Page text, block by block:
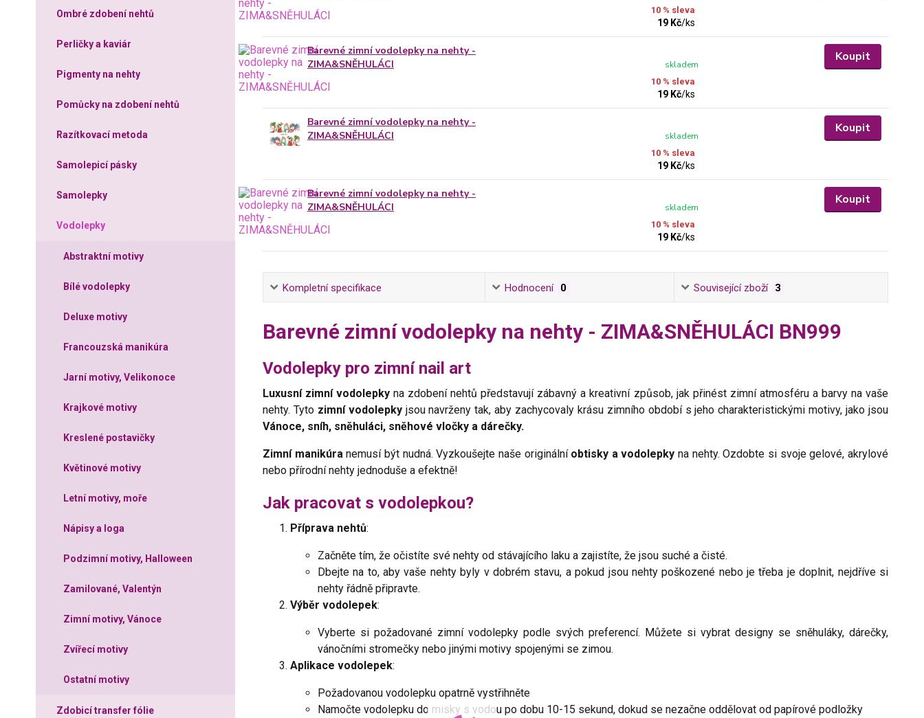
Ombré zdobení nehtů
Perličky a kaviár
Pigmenty na nehty
Pomůcky na zdobení nehtů
Razítkovací metoda
Samolepicí pásky
Samolepky
Vodolepky
Abstraktní motivy
Bílé vodolepky
Deluxe motivy
Francouzská manikúra
Jarní motivy, Velikonoce
Krajkové motivy
Kreslené postavičky
Květinové motivy
Letní motivy, moře
Nápisy a loga
Podzimní motivy, Halloween
Zamilované, Valentýn
Zimní motivy, Vánoce
Zvířecí motivy
Ostatní motivy
Zdobicí transfer fólie
10 % sleva
19 Kč/ks
Barevné zimní vodolepky na nehty -
ZIMA&SNĚHULÁCI
10 % sleva
19 Kč/ks
skladem
Koupit
Barevné zimní vodolepky na nehty -
ZIMA&SNĚHULÁCI
10 % sleva
19 Kč/ks
skladem
Koupit
Barevné zimní vodolepky na nehty -
ZIMA&SNĚHULÁCI
10 % sleva
19 Kč/ks
skladem
Koupit
Kompletní specifikace Hodnocení 0 Související zboží 3
Barevné zimní vodolepky na nehty - ZIMA&SNĚHULÁCI BN999
Vodolepky pro zimní nail art
Luxusní zimní vodolepky na zdobení nehtů představují zábavný a kreativní způsob, jak přinést zimní atmosféru a barvy na vaše
nehty. Tyto zimní vodolepkyjsou navrženy tak, aby zachycovaly krásu zimního období s jeho charakteristickými motivy, jako jsou
Vánoce, sníh, sněhuláci, sněhové vločky a dárečky.
Zimní manikúranemusí být nudná. Vyzkoušejte naše originální obtisky a vodolepky na nehty. Ozdobte si svoje gelové, akrylové
nebo přírodní nehty jednoduše a efektně!
Jak pracovat s vodolepkou?
Příprava nehtů:
Začněte tím, že očistíte své nehty od stávajícího laku a zajistíte, že jsou suché a čisté.
Dbejte na to, aby vaše nehty byly v dobrém stavu, a pokud jsou nehty poškozené nebo je třeba je doplnit, nejdříve si
nehty řádně připravte.
Výběr vodolepek:
Vyberte si požadované zimní vodolepky podle svých preferencí. Můžete si vybrat designy se sněhuláky, dárečky,
vánočními stromečky nebo jinými motivy spojenými se zimou.
Aplikace vodolepek:
Požadovanou vodolepku opatrně vystřihněte
Namočte vodolepku do misky s vodou po dobu 10-15 sekund, dokud se nezačne oddělovat od papírové podložky